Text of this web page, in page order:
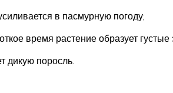
в пасмурную погоду;
время растение образует густые
дикую поросль.